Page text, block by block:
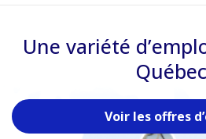
Une variété
Voir les offres